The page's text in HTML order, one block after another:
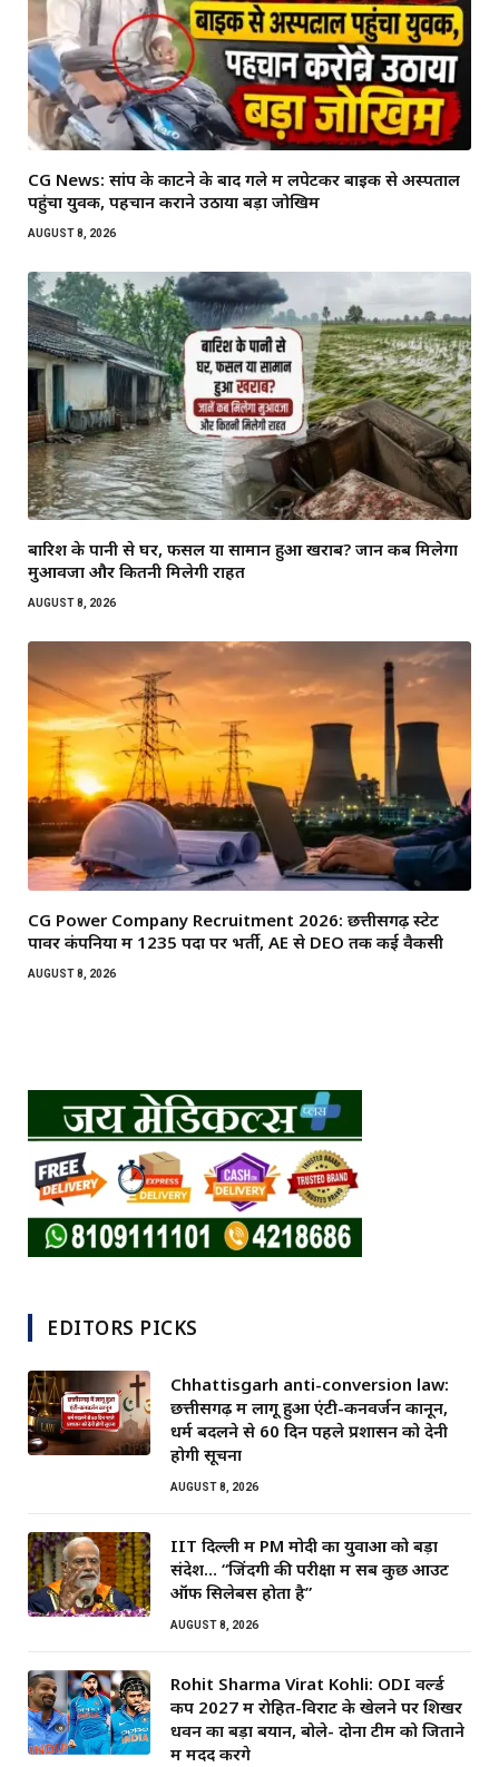
CG News: सांप के काटने के बाद गले में लपेटकर बाइक से अस्पताल
पहुंचा युवक, पहचान कराने उठाया बड़ा जोखिम
AUGUST 8, 2026
बारिश के पानी से घर, फसल या सामान हुआ खराब? जानें कब मिलेगा
मुआवजा और कितनी मिलेगी राहत
AUGUST 8, 2026
CG Power Company Recruitment 2026: छत्तीसगढ़ स्टेट
पावर कंपनियों में 1235 पदों पर भर्ती, AE से DEO तक कई वैकेंसी
AUGUST 8, 2026
EDITORS PICKS
Chhattisgarh anti-conversion law:
छत्तीसगढ़ में लागू हुआ एंटी-कनवर्जन कानून,
धर्म बदलने से 60 दिन पहले प्रशासन को देनी
होगी सूचना
AUGUST 8, 2026
IIT दिल्ली में PM मोदी का युवाओं को बड़ा
संदेश… “जिंदगी की परीक्षा में सब कुछ आउट
ऑफ सिलेबस होता है”
AUGUST 8, 2026
Rohit Sharma Virat Kohli: ODI वर्ल्ड
कप 2027 में रोहित-विराट के खेलने पर शिखर
धवन का बड़ा बयान, बोले- दोनों टीम को जिताने
में मदद करेंगे